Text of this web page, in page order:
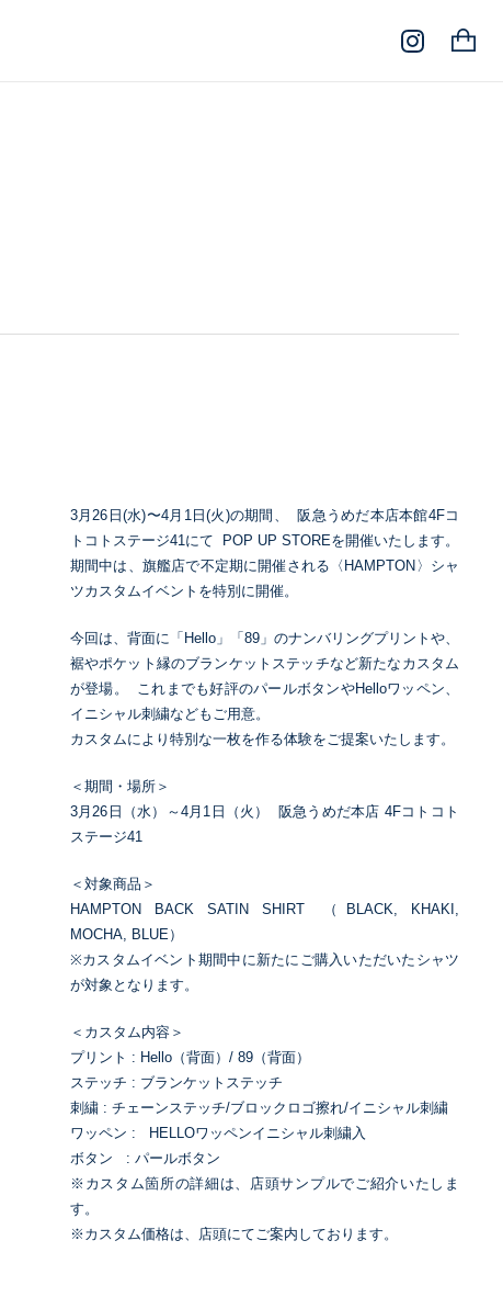
3月26日(水)〜4月1日(火)の期間、 阪急うめだ本店本館4Fコ
トコトステージ41にて POP UP STOREを開催いたします。
期間中は、旗艦店で不定期に開催される〈HAMPTON〉シャ
ツカスタムイベントを特別に開催。
今回は、背面に「Hello」「89」のナンバリングプリントや、
裾やポケット縁のブランケットステッチなど新たなカスタム
が登場。 これまでも好評のパールボタンやHelloワッペン、
イニシャル刺繍などもご用意。
カスタムにより特別な一枚を作る体験をご提案いたします。
＜期間・場所＞
3月26日（水）～4月1日（火） 阪急うめだ本店 4Fコトコト
ステージ41
＜対象商品＞
HAMPTON BACK SATIN SHIRT （BLACK, KHAKI,
MOCHA, BLUE）
※カスタムイベント期間中に新たにご購入いただいたシャツ
が対象となります。
＜カスタム内容＞
プリント : Hello（背面）/ 89（背面）
ステッチ : ブランケットステッチ
刺繍 : チェーンステッチ/ブロックロゴ擦れ/イニシャル刺繍
ワッペン : HELLOワッペンイニシャル刺繍入
ボタン : パールボタン
※カスタム箇所の詳細は、店頭サンプルでご紹介いたしま
す。
※カスタム価格は、店頭にてご案内しております。